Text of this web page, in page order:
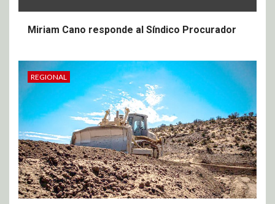
Miriam Cano responde al Síndico Procurador
REGIONAL